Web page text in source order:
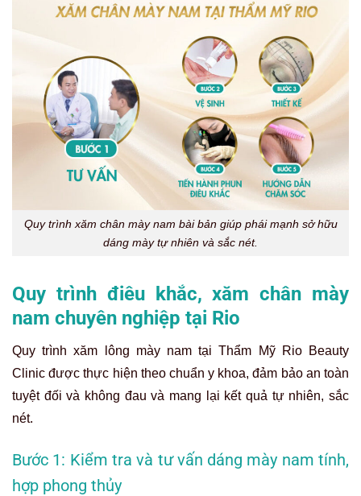
Quy trình xăm chân mày nam bài bản giúp phái mạnh sở hữu
dáng mày tự nhiên và sắc nét.
Quy trình điêu khắc, xăm chân mày
nam chuyên nghiệp tại Rio
Quy trình xăm lông mày nam tại Thẩm Mỹ Rio Beauty
Clinic được thực hiện theo chuẩn y khoa, đảm bảo an toàn
tuyệt đối và không đau và mang lại kết quả tự nhiên, sắc
nét.
Bước 1: Kiểm tra và tư vấn dáng mày nam tính,
hợp phong thủy